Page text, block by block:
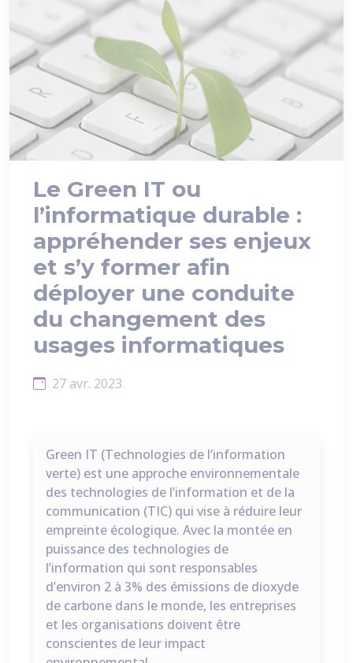
Le Green IT ou
l’informatique durable :
appréhender ses enjeux
et s’y former afin
déployer une conduite
du changement des
usages informatiques
27 avr. 2023
Green IT (Technologies de l’information
verte) est une approche environnementale
des technologies de l’information et de la
communication (TIC) qui vise à réduire leur
empreinte écologique. Avec la montée en
puissance des technologies de
l’information qui sont responsables
d’environ 2 à 3% des émissions de dioxyde
de carbone dans le monde, les entreprises
et les organisations doivent être
conscientes de leur impact